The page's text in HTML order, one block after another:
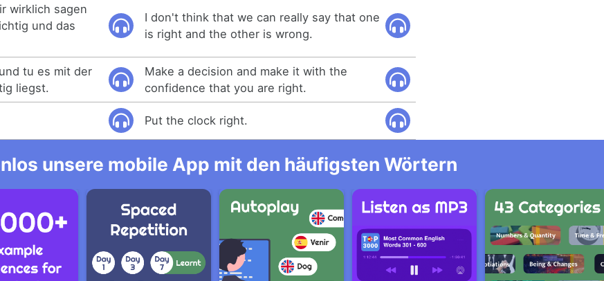
wirklich sagen
und das
I don't think that we can really say that one
is right and the other is wrong.
tu es mit der
liegst.
Make a decision and make it with the
confidence that you are right.
Put the clock right.
unsere mobile App mit den häufigsten Wörtern